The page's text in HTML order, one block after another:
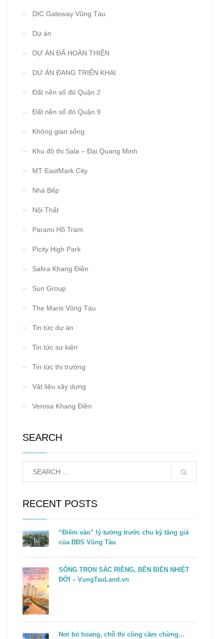
DIC Gateway Vũng Tàu
Dự án
DỰ ÁN ĐÃ HOÀN THIỆN
DỰ ÁN ĐANG TRIỂN KHAI
Đất nền sổ đỏ Quận 2
Đất nền sổ đỏ Quận 9
Không gian sống
Khu đô thị Sala – Đại Quang Minh
MT EastMark City
Nhà Bếp
Nội Thất
Parami Hồ Tràm
Picity High Park
Safira Khang Điền
Sun Group
The Maris Vũng Tàu
Tin tức dự án
Tin tức sự kiện
Tin tức thị trường
Vật liệu xây dựng
Verosa Khang Điền
SEARCH
RECENT POSTS
“Điểm vào” lý tưởng trước chu kỳ tăng giá
của BĐS Vũng Tàu
SỐNG TRỌN SẮC RIÊNG, BÊN BIỂN NHIỆT
ĐỚI – VungTauLand.vn
Nơi bỏ hoang, chỗ thi công cầm chừng…